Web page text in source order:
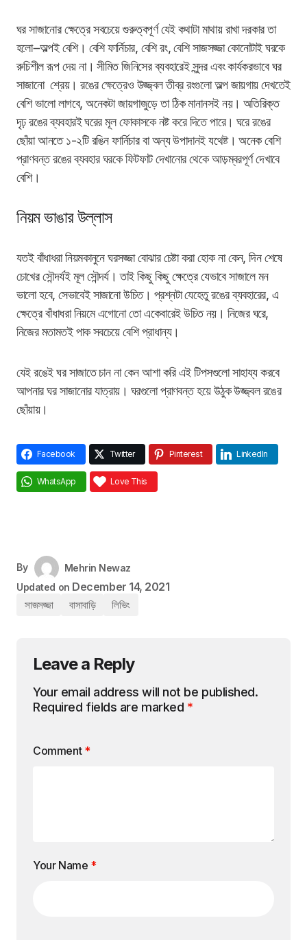
ঘর সাজানোর ক্ষেত্রে সবচেয়ে গুরুত্বপূর্ণ যেই কথাটা মাথায় রাখা দরকার তা
হলো౼অল্পই বেশি। বেশি ফার্নিচার, বেশি রং, বেশি সাজসজ্জা কোনোটাই ঘরকে
রুচিশীল রূপ দেয় না। সীমিত জিনিসের ব্যবহারেই সুন্দর এবং কার্যকরভাবে ঘর
সাজানো শ্রেয়। রঙের ক্ষেত্রেও উজ্জ্বল তীব্র রংগুলো অল্প জায়গায় দেখতেই
বেশি ভালো লাগবে, অনেকটা জায়গাজুড়ে তা ঠিক মানানসই নয়। অতিরিক্ত
দৃঢ় রঙের ব্যবহারই ঘরের মূল ফোকাসকে নষ্ট করে দিতে পারে। ঘরে রঙের
ছোঁয়া আনতে ১-২টি রঙিন ফার্নিচার বা অন্য উপাদানই যথেষ্ট। অনেক বেশি
প্রাণবন্ত রঙের ব্যবহার ঘরকে ফিটফাট দেখানোর থেকে আড়ম্বরপূর্ণ দেখাবে
বেশি।
নিয়ম ভাঙার উল্লাস
যতই বাঁধাধরা নিয়মকানুনে ঘরসজ্জা বোঝার চেষ্টা করা হোক না কেন, দিন শেষে
চোখের সৌন্দর্যই মূল সৌন্দর্য। তাই কিছু কিছু ক্ষেত্রে যেভাবে সাজালে মন
ভালো হবে, সেভাবেই সাজানো উচিত। প্রশ্নটা যেহেতু রঙের ব্যবহারের, এ
ক্ষেত্রে বাঁধাধরা নিয়মে এগোনো তো একেবারেই উচিত নয়। নিজের ঘরে,
নিজের মতামতই পাক সবচেয়ে বেশি প্রাধান্য।
যেই রঙেই ঘর সাজাতে চান না কেন আশা করি এই টিপসগুলো সাহায্য করবে
আপনার ঘর সাজানোর যাত্রায়। ঘরগুলো প্রাণবন্ত হয়ে উঠুক উজ্জ্বল রঙের
ছোঁয়ায়।
Facebook Twitter Pinterest LinkedIn
WhatsApp Love This
By
Mehrin Newaz
Updated on December 14, 2021
সাজসজ্জা বাসাবাড়ি লিভিং
Leave a Reply
Your email address will not be published.
Required fields are marked *
Comment *
Your Name *